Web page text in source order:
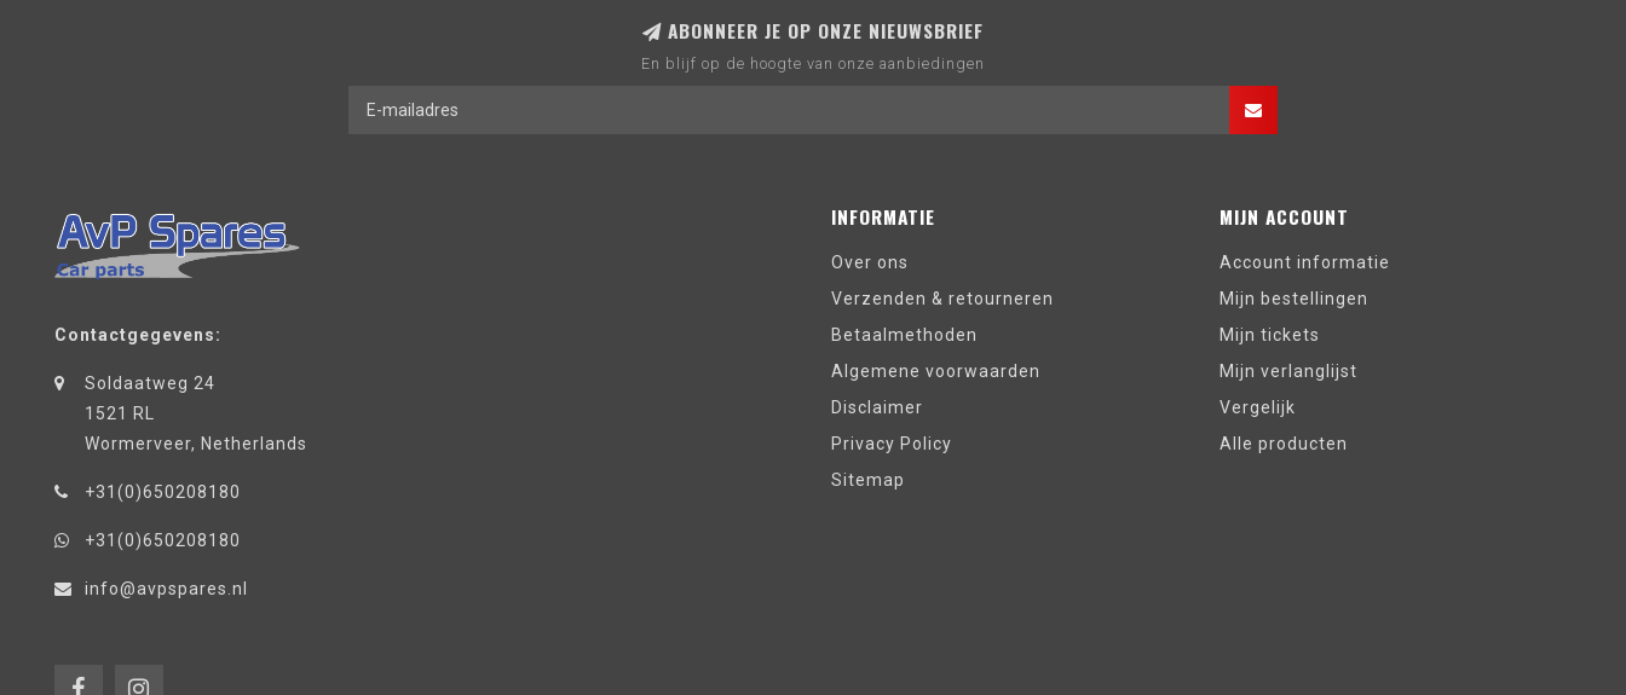
ABONNEER JE OP ONZE NIEUWSBRIEF
En blijf op de hoogte van onze aanbiedingen
Contactgegevens:
Soldaatweg 24
1521 RL
Wormerveer, Netherlands
+31(0)650208180
+31(0)650208180
info@avpspares.nl
INFORMATIE
Over ons
Verzenden & retourneren
Betaalmethoden
Algemene voorwaarden
Disclaimer
Privacy Policy
Sitemap
MIJN ACCOUNT
Account informatie
Mijn bestellingen
Mijn tickets
Mijn verlanglijst
Vergelijk
Alle producten